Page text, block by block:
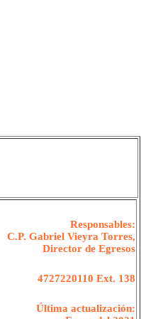
Responsables:
C.P. Gabriel Vieyra Torres,
Director de Egresos
4727220110 Ext. 138
Última actualización: